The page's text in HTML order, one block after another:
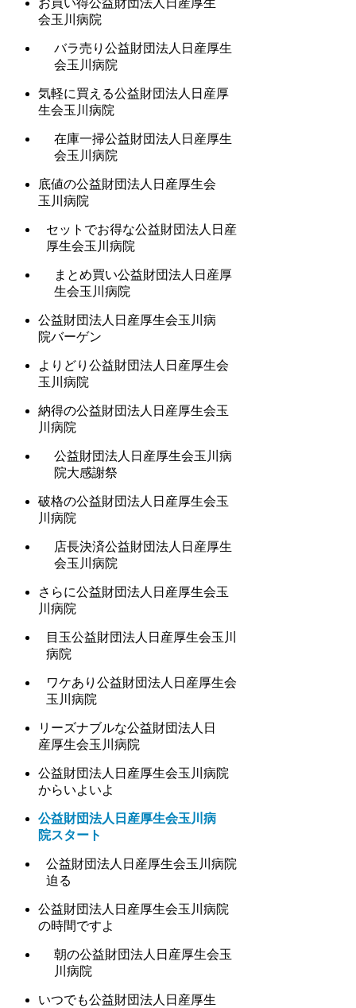
会玉川病院
バラ売り公益財団法人日産厚生
会玉川病院
気軽に買える公益財団法人日産厚
生会玉川病院
在庫一掃公益財団法人日産厚生
会玉川病院
底値の公益財団法人日産厚生会
玉川病院
セットでお得な公益財団法人日産
厚生会玉川病院
まとめ買い公益財団法人日産厚
生会玉川病院
公益財団法人日産厚生会玉川病
院バーゲン
よりどり公益財団法人日産厚生会
玉川病院
納得の公益財団法人日産厚生会玉
川病院
公益財団法人日産厚生会玉川病
院大感謝祭
破格の公益財団法人日産厚生会玉
川病院
店長決済公益財団法人日産厚生
会玉川病院
さらに公益財団法人日産厚生会玉
川病院
目玉公益財団法人日産厚生会玉川
病院
ワケあり公益財団法人日産厚生会
玉川病院
リーズナブルな公益財団法人日
産厚生会玉川病院
公益財団法人日産厚生会玉川病院
からいよいよ
公益財団法人日産厚生会玉川病
院スタート
公益財団法人日産厚生会玉川病院
迫る
公益財団法人日産厚生会玉川病院
の時間ですよ
朝の公益財団法人日産厚生会玉
川病院
いつでも公益財団法人日産厚生